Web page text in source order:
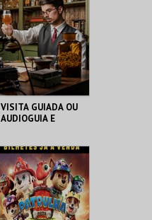
MAIS INFO
COMPRAR
VISITA GUIADA OU
AUDIOGUIA E
ARTESANAIS
MUSEU DA CERVEJA
MAIS INFO